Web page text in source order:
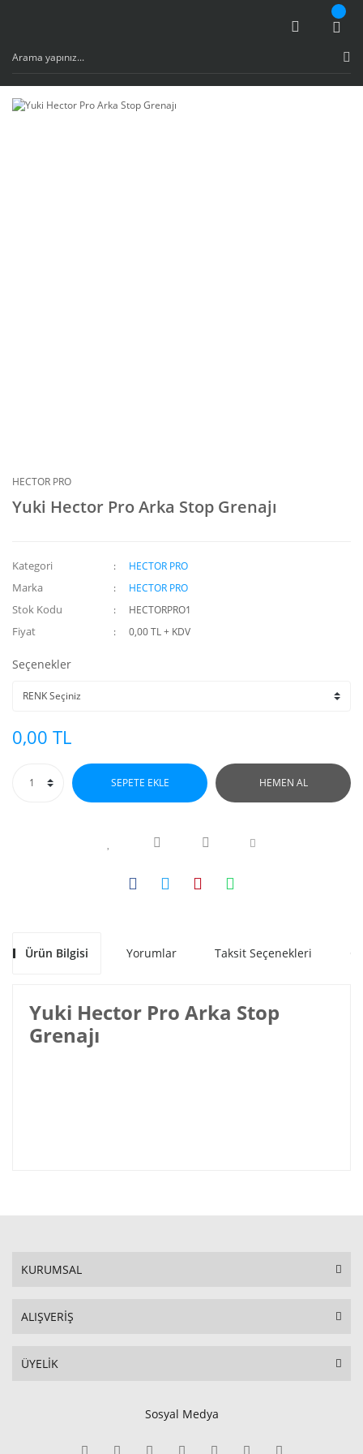
HECTOR PRO
Yuki Hector Pro Arka Stop Grenajı
Kategori HECTOR PRO
Marka HECTOR PRO
Stok Kodu HECTORPRO1
Fiyat 0,00 TL + KDV
Seçenekler
0,00 TL
SEPETE EKLE HEMEN AL
Ürün Bilgisi Yorumlar Taksit Seçenekleri
Yuki Hector Pro Arka Stop
Grenajı
KURUMSAL
ALIŞVERİŞ
ÜYELİK
Sosyal Medya